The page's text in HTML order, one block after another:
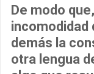
De modo
incomodidad
demás la
otra lengua